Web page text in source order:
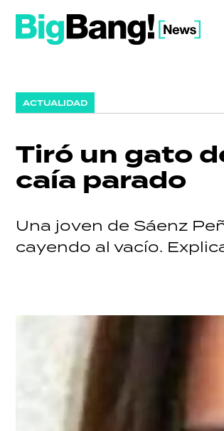
ACTUALIDAD
Tiró un gato
caía parado
Una joven de Sáenz
cayendo al vacío.